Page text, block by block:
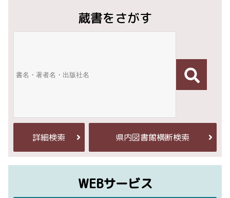
蔵書をさがす
詳細検索 県内図書館横断検索
WEBサービス